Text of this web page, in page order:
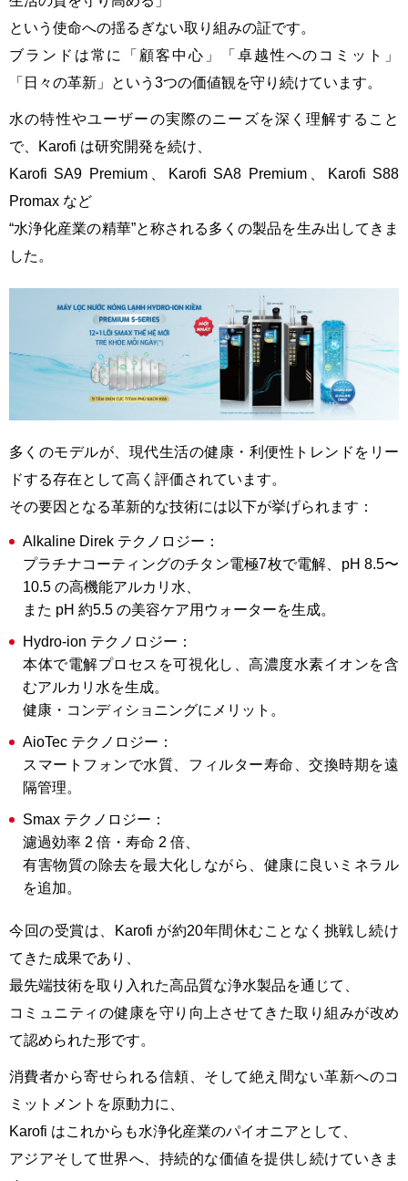
という使命への揺るぎない取り組みの証です。
ブランドは常に「顧客中心」「卓越性へのコミット」
「日々の革新」という3つの価値観を守り続けています。
水の特性やユーザーの実際のニーズを深く理解すること
で、Karofi は研究開発を続け、
Karofi SA9 Premium、Karofi SA8 Premium、Karofi S88
Promax など
“水浄化産業の精華”と称される多くの製品を生み出してきま
した。
多くのモデルが、現代生活の健康・利便性トレンドをリー
ドする存在として高く評価されています。
その要因となる革新的な技術には以下が挙げられます：
Alkaline Direk テクノロジー：
プラチナコーティングのチタン電極7枚で電解、pH 8.5〜
10.5 の高機能アルカリ水、
また pH 約5.5 の美容ケア用ウォーターを生成。
Hydro-ion テクノロジー：
本体で電解プロセスを可視化し、高濃度水素イオンを含
むアルカリ水を生成。
健康・コンディショニングにメリット。
AioTec テクノロジー：
スマートフォンで水質、フィルター寿命、交換時期を遠
隔管理。
Smax テクノロジー：
濾過効率 2 倍・寿命 2 倍、
有害物質の除去を最大化しながら、健康に良いミネラル
を追加。
今回の受賞は、Karofi が約20年間休むことなく挑戦し続け
てきた成果であり、
最先端技術を取り入れた高品質な浄水製品を通じて、
コミュニティの健康を守り向上させてきた取り組みが改め
て認められた形です。
消費者から寄せられる信頼、そして絶え間ない革新へのコ
ミットメントを原動力に、
Karofi はこれからも水浄化産業のパイオニアとして、
アジアそして世界へ、持続的な価値を提供し続けていきま